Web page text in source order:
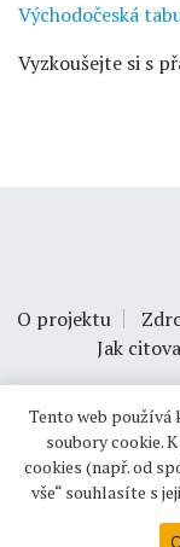
Východočeská
Vyzkoušejte si s
O projektu
Jak
Tento web používá
soubory cookie.
cookies (např. od
vše“ souhlasíte s